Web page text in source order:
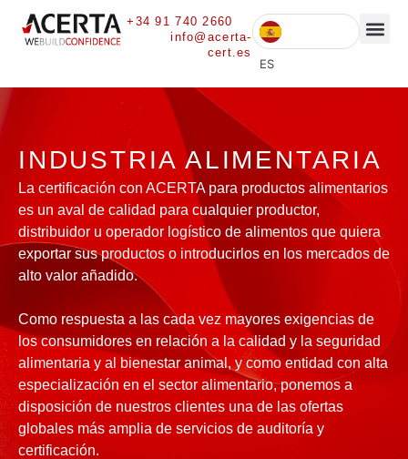
ES
+34 91 740 2660
info@acerta-
cert.es
INDUSTRIA ALIMENTARIA
La certificación con ACERTA para productos alimentarios
es un aval de calidad para cualquier productor,
distribuidor u operador logístico de alimentos que quiera
exportar sus productos o introducirlos en los mercados de
alto valor añadido.
Como respuesta a las cada vez mayores exigencias de
los consumidores en relación a la calidad y la seguridad
alimentaria y al bienestar animal, y como entidad con alta
especialización en el sector alimentario, ponemos a
disposición de nuestros clientes una de las ofertas
globales más amplia de servicios de auditoría y
certificación.